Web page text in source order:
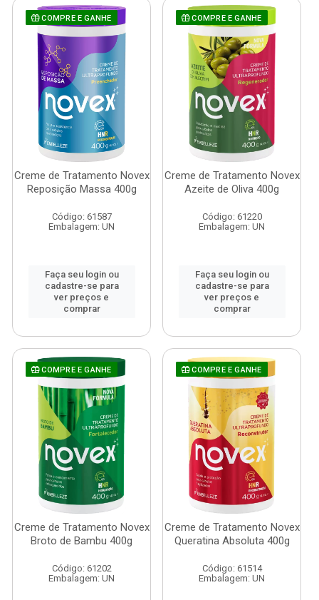
COMPRE E GANHE
Creme de Tratamento Novex
Reposição Massa 400g
Código: 61587
Embalagem: UN
Faça seu login ou
cadastre-se para
ver preços e
comprar
COMPRE E GANHE
Creme de Tratamento Novex
Azeite de Oliva 400g
Código: 61220
Embalagem: UN
Faça seu login ou
cadastre-se para
ver preços e
comprar
COMPRE E GANHE
Creme de Tratamento Novex
Broto de Bambu 400g
Código: 61202
Embalagem: UN
COMPRE E GANHE
Creme de Tratamento Novex
Queratina Absoluta 400g
Código: 61514
Embalagem: UN